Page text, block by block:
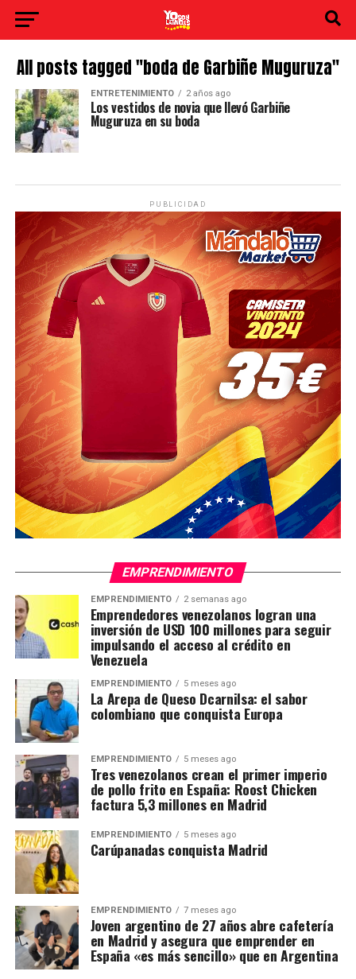
All posts tagged "boda de Garbiñe Muguruza"
ENTRETENIMIENTO 2 años ago
Los vestidos de novia que llevó Garbiñe
Muguruza en su boda
PUBLICIDAD
EMPRENDIMIENTO
EMPRENDIMIENTO 2 semanas ago
Emprendedores venezolanos logran una
inversión de USD 100 millones para seguir
impulsando el acceso al crédito en
Venezuela
EMPRENDIMIENTO 5 meses ago
La Arepa de Queso Dcarnilsa: el sabor
colombiano que conquista Europa
EMPRENDIMIENTO 5 meses ago
Tres venezolanos crean el primer imperio
de pollo frito en España: Roost Chicken
factura 5,3 millones en Madrid
EMPRENDIMIENTO 5 meses ago
Carúpanadas conquista Madrid
EMPRENDIMIENTO 7 meses ago
Joven argentino de 27 años abre cafetería
en Madrid y asegura que emprender en
España «es más sencillo» que en Argentina